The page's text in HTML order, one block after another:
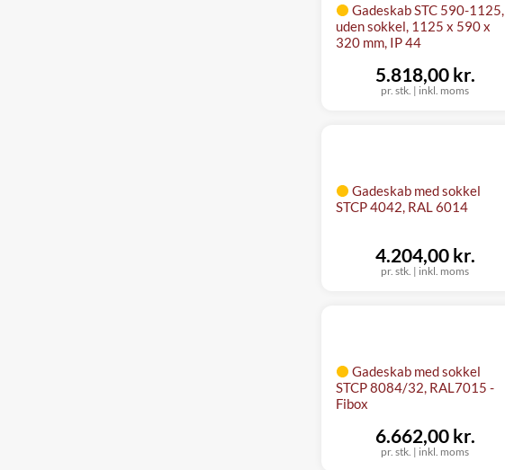
Gadeskab STC 590-1125,
uden sokkel, 1125 x 590 x
320 mm, IP 44
pr. stk. | inkl. moms
5.818,00 kr.
Gadeskab med sokkel
STCP 4042, RAL 6014
pr. stk. | inkl. moms
4.204,00 kr.
Gadeskab med sokkel
STCP 8084/32, RAL7015 -
Fibox
pr. stk. | inkl. moms
6.662,00 kr.